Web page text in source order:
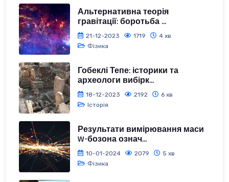
Альтернативна теорія
гравітації: боротьба ...
21-12-2023 1719
4 хв
Фізика
Гобеклі Тепе: історики та
археологи вибірк...
18-12-2023 2192
6 хв
Історія
Результати вимірювання маси
W-бозона означ...
10-01-2024 2079
5 хв
Фізика